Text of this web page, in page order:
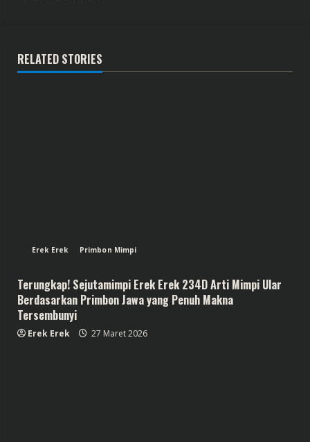
RELATED STORIES
Erek Erek Primbon Mimpi
Terungkap! Sejutamimpi Erek Erek 234D Arti Mimpi Ular
Berdasarkan Primbon Jawa yang Penuh Makna
Tersembunyi
Erek Erek 27 Maret 2026